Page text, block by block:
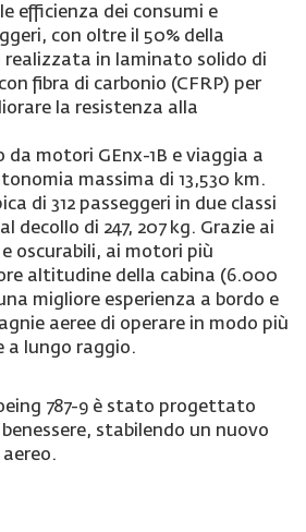
efficienza dei consumi e
con oltre il 50% della
in laminato solido di
fibra di carbonio (CFRP) per
la resistenza alla
da motori GEnx-1B e viaggia a
massima di 13,530 km.
di 312 passeggeri in due classi
decollo di 247, 207 kg. Grazie ai
oscurabili, ai motori più
altitudine della cabina (6.000
migliore esperienza a bordo e
aeree di operare in modo più
a lungo raggio.
787-9 è stato progettato
stabilendo un nuovo